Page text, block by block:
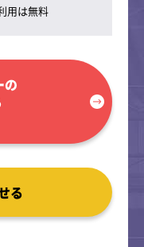
用は無料
の
る